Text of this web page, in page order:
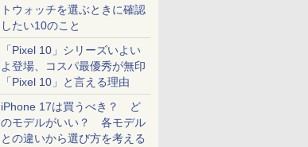
トウォッチを選ぶときに確認
したい10のこと
「Pixel 10」シリーズいよい
よ登場、コスパ最優秀が無印
「Pixel 10」と言える理由
iPhone 17は買うべき？ ど
のモデルがいい？ 各モデル
との違いから選び方を考える